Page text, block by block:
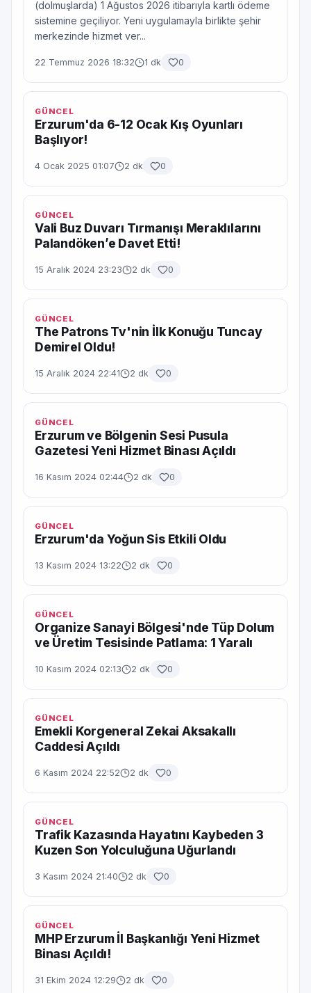
(dolmuşlarda) 1 Ağustos 2026 itibarıyla kartlı ödeme
sistemine geçiliyor. Yeni uygulamayla birlikte şehir
merkezinde hizmet ver...
22 Temmuz 2026 18:32 1 dk 0
GÜNCEL
Erzurum'da 6-12 Ocak Kış Oyunları
Başlıyor!
4 Ocak 2025 01:07 2 dk 0
GÜNCEL
Vali Buz Duvarı Tırmanışı Meraklılarını
Palandöken’e Davet Etti!
15 Aralık 2024 23:23 2 dk 0
GÜNCEL
The Patrons Tv'nin İlk Konuğu Tuncay
Demirel Oldu!
15 Aralık 2024 22:41 2 dk 0
GÜNCEL
Erzurum ve Bölgenin Sesi Pusula
Gazetesi Yeni Hizmet Binası Açıldı
16 Kasım 2024 02:44 2 dk 0
GÜNCEL
Erzurum'da Yoğun Sis Etkili Oldu
13 Kasım 2024 13:22 2 dk 0
GÜNCEL
Organize Sanayi Bölgesi'nde Tüp Dolum
ve Üretim Tesisinde Patlama: 1 Yaralı
10 Kasım 2024 02:13 2 dk 0
GÜNCEL
Emekli Korgeneral Zekai Aksakallı
Caddesi Açıldı
6 Kasım 2024 22:52 2 dk 0
GÜNCEL
Trafik Kazasında Hayatını Kaybeden 3
Kuzen Son Yolculuğuna Uğurlandı
3 Kasım 2024 21:40 2 dk 0
GÜNCEL
MHP Erzurum İl Başkanlığı Yeni Hizmet
Binası Açıldı!
31 Ekim 2024 12:29 2 dk 0